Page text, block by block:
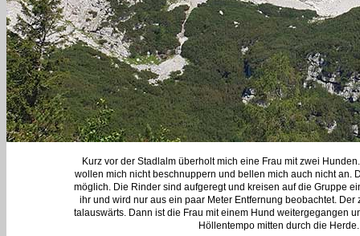
Kurz vor der Stadlalm überholt mich eine Frau mit zwei
wollen mich nicht beschnuppern und bellen mich auch nicht an.
möglich. Die Rinder sind aufgeregt und kreisen auf die Gruppe
ihr und wird nur aus ein paar Meter Entfernung beobachtet.
talauswärts. Dann ist die Frau mit einem Hund weitergegangen
Höllentempo mitten durch die